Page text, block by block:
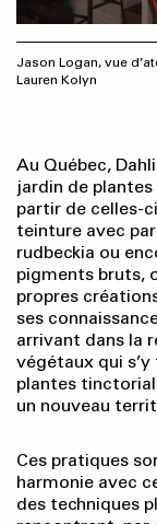
Jason Logan, vue
Lauren Kolyn
Au Québec,
jardin de
partir de celles-
teinture avec
rudbeckia ou
pigments bruts,
propres
ses
arrivant dans la
végétaux qui
plantes
un nouveau
Ces pratiques
harmonie avec
des techniques